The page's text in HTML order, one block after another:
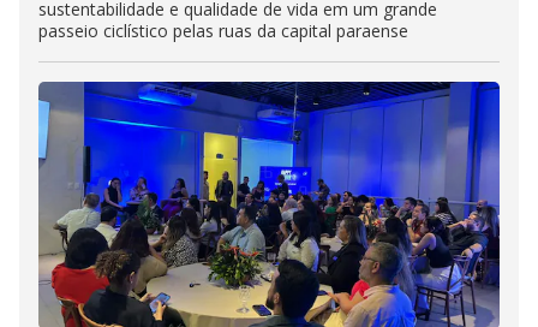
sustentabilidade e qualidade de vida em um grande
passeio ciclístico pelas ruas da capital paraense